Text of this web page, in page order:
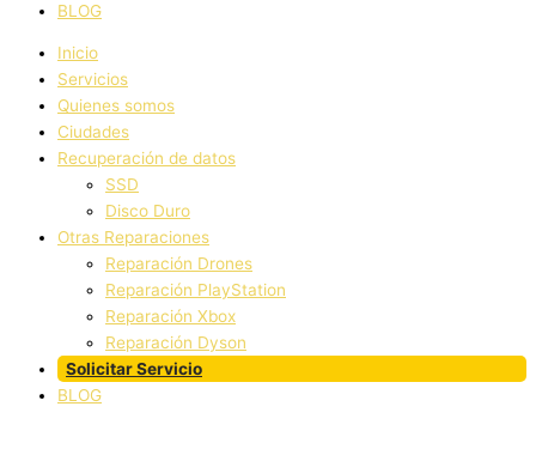
BLOG
Inicio
Servicios
Quienes somos
Ciudades
Recuperación de datos
SSD
Disco Duro
Otras Reparaciones
Reparación Drones
Reparación PlayStation
Reparación Xbox
Reparación Dyson
Solicitar Servicio
BLOG